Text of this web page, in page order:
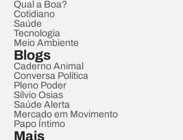
Qual a Boa?
Cotidiano
Saúde
Tecnologia
Meio Ambiente
Blogs
Caderno Animal
Conversa Política
Pleno Poder
Sílvio Osias
Saúde Alerta
Mercado em Movimento
Papo Íntimo
Mais